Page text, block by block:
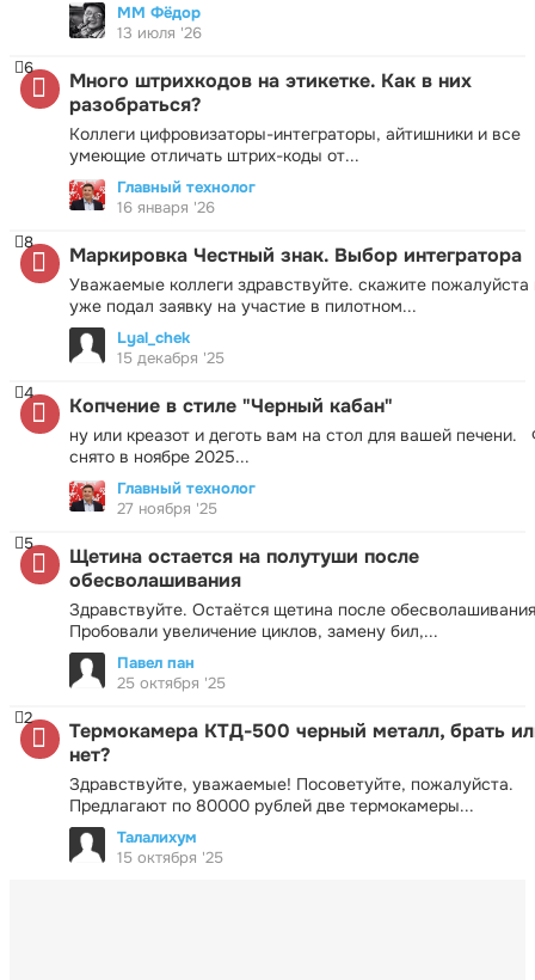
ММ Фёдор
13 июля '26
Много штрихкодов на этикетке. Как в них
разобраться?
Коллеги цифровизаторы-интеграторы, айтишники и все
умеющие отличать штрих-коды от...
6
Главный технолог
16 января '26
Маркировка Честный знак. Выбор интегратора
Уважаемые коллеги здравствуйте. скажите пожалуйста
уже подал заявку на участие в пилотном...
8
Lyal_chek
15 декабря '25
Копчение в стиле "Черный кабан"
ну или креазот и деготь вам на стол для вашей печени.
снято в ноябре 2025...
4
Главный технолог
27 ноября '25
Щетина остается на полутуши после
обесволашивания
Здравствуйте. Остаётся щетина после
Пробовали увеличение циклов, замену бил,...
5
Павел пан
25 октября '25
Термокамера КТД-500 черный металл, брать
нет?
Здравствуйте, уважаемые! Посоветуйте, пожалуйста.
Предлагают по 80000 рублей две термокамеры...
2
Талалихум
15 октября '25